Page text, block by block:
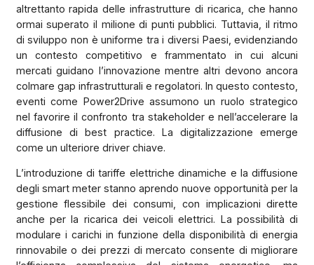
altrettanto rapida delle infrastrutture di ricarica, che hanno
ormai superato il milione di punti pubblici. Tuttavia, il ritmo
di sviluppo non è uniforme tra i diversi Paesi, evidenziando
un contesto competitivo e frammentato in cui alcuni
mercati guidano l’innovazione mentre altri devono ancora
colmare gap infrastrutturali e regolatori. In questo contesto,
eventi come Power2Drive assumono un ruolo strategico
nel favorire il confronto tra stakeholder e nell’accelerare la
diffusione di best practice. La digitalizzazione emerge
come un ulteriore driver chiave.
L’introduzione di tariffe elettriche dinamiche e la diffusione
degli smart meter stanno aprendo nuove opportunità per la
gestione flessibile dei consumi, con implicazioni dirette
anche per la ricarica dei veicoli elettrici. La possibilità di
modulare i carichi in funzione della disponibilità di energia
rinnovabile o dei prezzi di mercato consente di migliorare